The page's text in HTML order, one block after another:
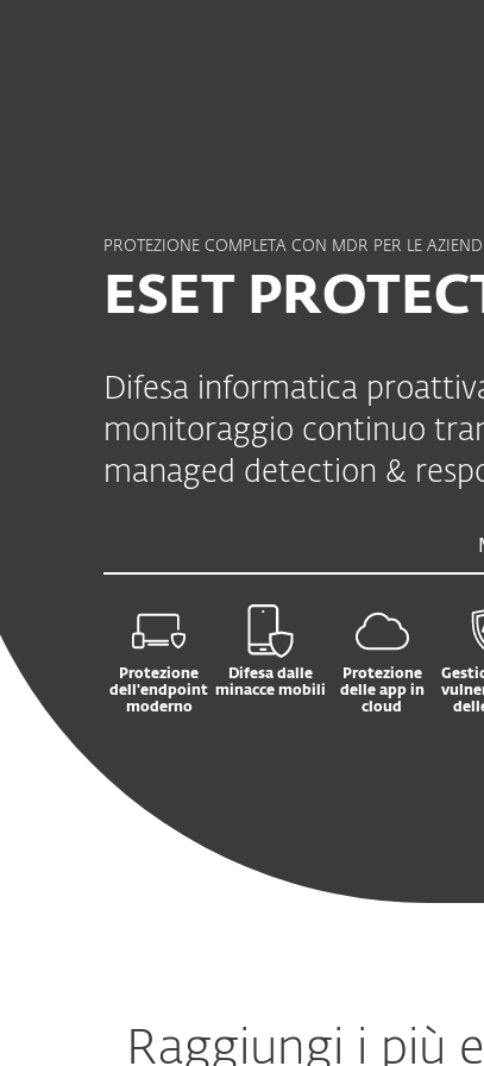
PROTEZIONE COMPLETA CON MDR PER LE
ESET
Difesa informatica
monitoraggio continuo
managed detection &
Protezione
dell'endpoint
moderno
Difesa dalle
minacce mobili
Protezione
delle app in
cloud
Raggiungi i più